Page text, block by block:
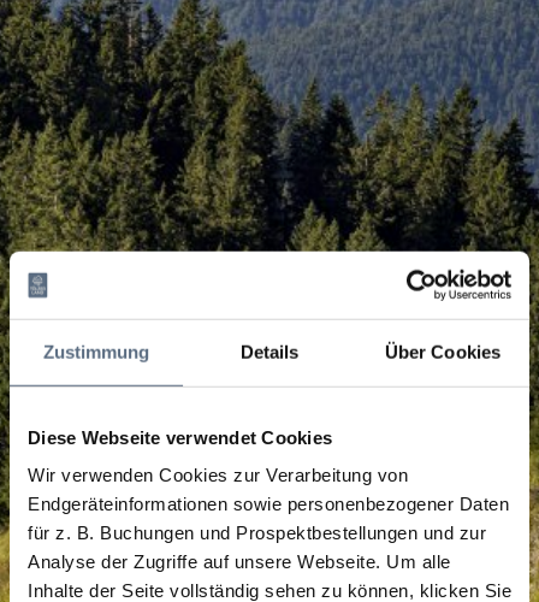
Zustimmung Details Über Cookies
Diese Webseite verwendet Cookies
Wir verwenden Cookies zur Verarbeitung von
Endgeräteinformationen sowie personenbezogener Daten
für z. B. Buchungen und Prospektbestellungen und zur
Analyse der Zugriffe auf unsere Webseite. Um alle
Inhalte der Seite vollständig sehen zu können, klicken Sie